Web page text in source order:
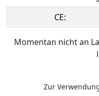
CE:
Momentan nicht an
Zur